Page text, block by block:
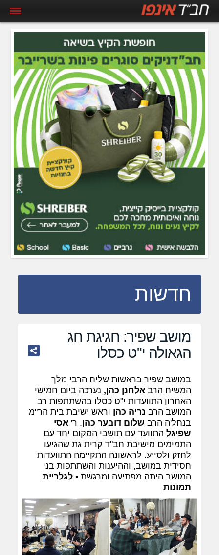
חדשות
מושב שפיר: חגיגת חג
הגאולה י"ט כסלו
במושב שפיר בראשות שליח הרבי מלך
המשיח הרבאלחנן כהן, נערכה ביום חמישי
האחרון התוועדות י"ט כסלו בהשתתפות רב
המושב הרב נריה כהן וראש ישיבת בית הר"מ
בנחל'ה הרב שלום דובער כהן. ר'אסי
שפיגל התוועד עם תושבי המקום יחד עם
התמימים מישיבת חב"ד קרית גת שהגיעו
לחזק ולסייע. לראשונה התקיימה התוועדות
חסידית במושב, וההיענות והשתתפות בני
המושב היתה מפתיעה ומרגשת •לגלריית
תמונות